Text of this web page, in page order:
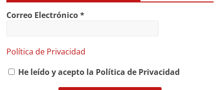
Correo Electrónico*
Política de Privacidad
He leído y acepto la Política de Privacidad